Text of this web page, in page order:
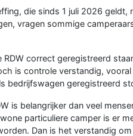
die sinds 1 juli 2026
vragen sommige
RDW correct geregistreerd
is controle verstandig,
bedrijfswagen geregistreerd
is belangrijker dan veel
particuliere camper is er
Dan is het verstandig